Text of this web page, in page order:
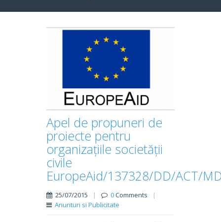
Apel de propuneri de
proiecte pentru
organizațiile societății
civile
EuropeAid/137328/DD/ACT/
25/07/2015 | 0Comments
|
Anunturi si Publicitate